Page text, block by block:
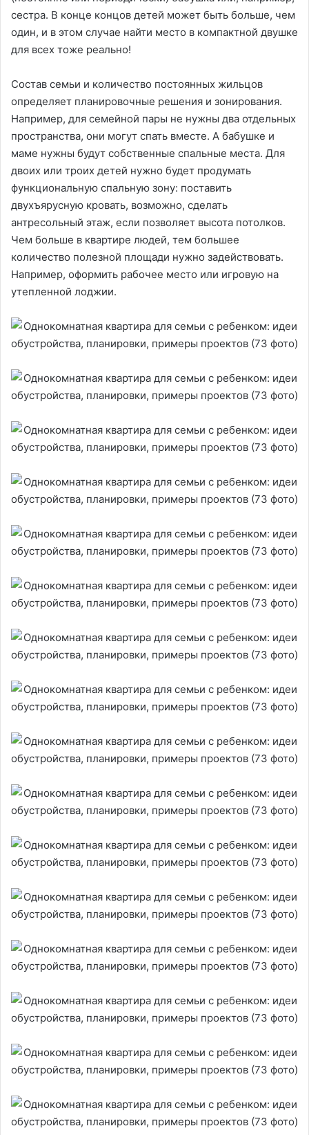
сестра. В конце концов детей может быть больше, чем
один, и в этом случае найти место в компактной двушке
для всех тоже реально!
Состав семьи и количество постоянных жильцов
определяет планировочные решения и зонирования.
Например, для семейной пары не нужны два отдельных
пространства, они могут спать вместе. А бабушке и
маме нужны будут собственные спальные места. Для
двоих или троих детей нужно будет продумать
функциональную спальную зону: поставить
двухъярусную кровать, возможно, сделать
антресольный этаж, если позволяет высота потолков.
Чем больше в квартире людей, тем большее
количество полезной площади нужно задействовать.
Например, оформить рабочее место или игровую на
утепленной лоджии.